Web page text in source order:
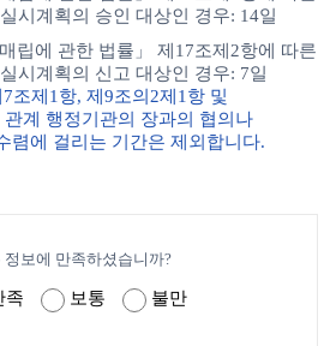
시계획의 승인 대상인 경우: 14일
립에 관한 법률」 제17조제2항에 따른
시계획의 신고 대상인 경우: 7일
조제1항, 제9조의2제1항 및
계 행정기관의 장과의 협의나
렴에 걸리는 기간은 제외합니다.
보에 만족하셨습니까?
족 보통
불만